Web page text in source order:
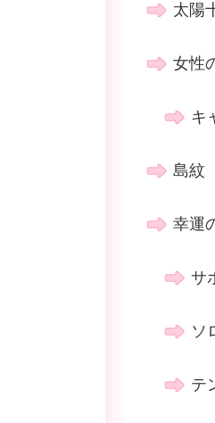
太陽
女性
キ
島紋
幸運
サ
ソ
テ